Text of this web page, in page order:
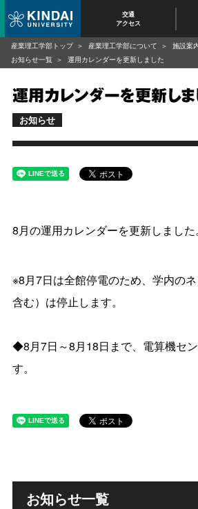
交通
アクセス
お知らせ一覧
運用カレンダーを更新しま
お知らせ
8月の運用カレンダーを更新しました。
※8月7日は全館停電のため、学内の
含む）は停止します。
◆8月7日～8月18日まで、電算機セ
す。
産業理工学部トップ 産業理工学部について 施設案
お知らせ一覧
運用カレンダーを更新しました